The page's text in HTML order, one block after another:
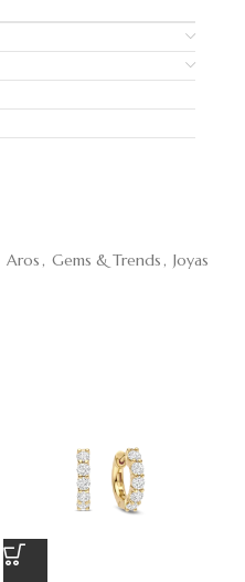
Aros, Gems & Trends, Joyas